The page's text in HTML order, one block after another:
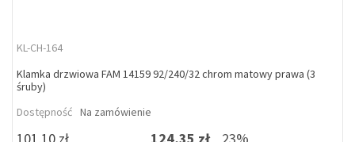
KL-CH-164
Klamka drzwiowa FAM 14159 92/240/32 chrom matowy prawa (3
śruby)
Dostępność Na zamówienie